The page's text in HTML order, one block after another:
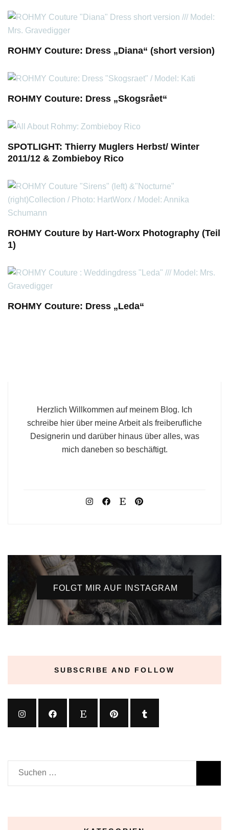
ROHMY Couture: Dress „Diana“ (short version)
ROHMY Couture: Dress „Skogsrået“
SPOTLIGHT: Thierry Muglers Herbst/ Winter
2011/12 & Zombieboy Rico
ROHMY Couture by Hart-Worx Photography (Teil
1)
ROHMY Couture: Dress „Leda“
Herzlich Willkommen auf meinem Blog. Ich
schreibe hier über meine Arbeit als freiberufliche
Designerin und darüber hinaus über alles, was
mich daneben so beschäftigt.
FOLGT MIR AUF INSTAGRAM
SUBSCRIBE AND FOLLOW
Suchen
nach: